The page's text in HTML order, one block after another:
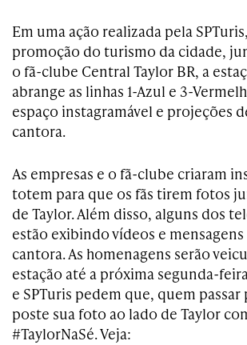
Em uma ação realizada pela
promoção do turismo da cidade,
o fã-clube Central Taylor BR, a
abrange as linhas 1-Azul e 3-
espaço instagramável e projeções
cantora.
As empresas e o fã-clube criaram
totem para que os fãs tirem fotos
de Taylor. Além disso, alguns dos
estão exibindo vídeos e
cantora. As homenagens serão
estação até a próxima segunda-
e SPTuris pedem que, quem
poste sua foto ao lado de Taylor
#TaylorNaSé. Veja: